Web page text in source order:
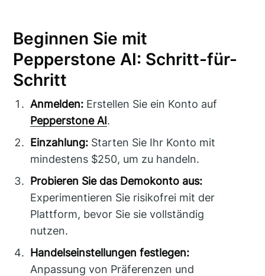
Beginnen Sie mit
Pepperstone AI: Schritt-für-
Schritt
Anmelden: Erstellen Sie ein Konto auf
Pepperstone AI.
Einzahlung: Starten Sie Ihr Konto mit
mindestens $250, um zu handeln.
Probieren Sie das Demokonto aus:
Experimentieren Sie risikofrei mit der
Plattform, bevor Sie sie vollständig
nutzen.
Handelseinstellungen festlegen:
Anpassung von Präferenzen und